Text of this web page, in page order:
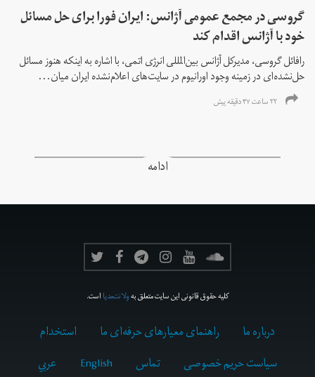
گروسی در مجمع عمومی آژانس: ایران فورا برای حل مسائل
خود با آژانس اقدام کند
رافائل گروسی، مدیرکل آژانس بین‌المللی انرژی اتمی، با اشاره به اینکه هنوز مسائل
حل‌نشده‌ای در زمینه وجود اورانیوم در سایت‌های اعلام‌نشده ایران میان...
۲۲ ساعت ۴۷ دقیقه پیش
ادامه
کلیه حقوق قانونی این سایت متعلق بهولانت‌مدیااست.
درباره ما راهنمای معیارهای حرفه‌ای ما
استخدام
سیاست حریم خصوصی
تماس English عربي